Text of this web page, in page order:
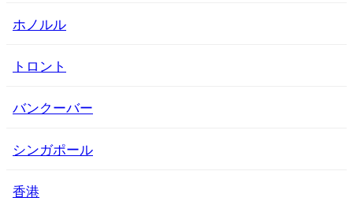
ホノルル
トロント
バンクーバー
シンガポール
香港